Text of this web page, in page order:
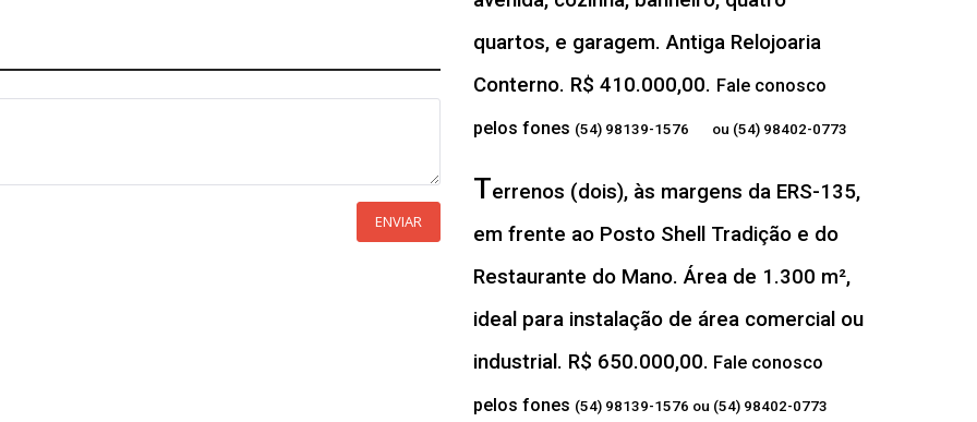
ENVIAR
quartos, e garagem. Antiga Relojoaria
Conterno. R$ 410.000,00. Fale conosco
pelos fones (54) 98139-1576 ou (54) 98402-0773
Terrenos (dois), às margens da ERS-135,
em frente ao Posto Shell Tradição e do
Restaurante do Mano. Área de 1.300 m²,
ideal para instalação de área comercial ou
industrial. R$ 650.000,00. Fale conosco
pelos fones (54) 98139-1576 ou (54) 98402-0773